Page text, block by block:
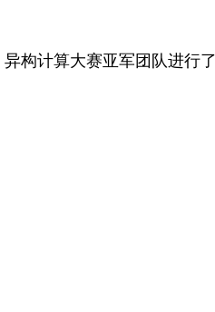
异构计算大赛亚军团队进行